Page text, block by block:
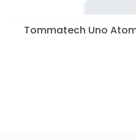
Tommatech Uno